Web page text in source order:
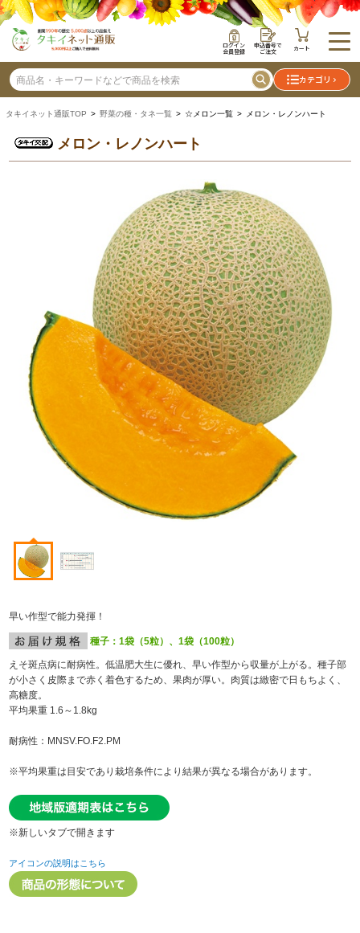
ログイン
会員登録
申込番号で
ご注文 カート
カテゴリ
タキイネット通販TOP > 野菜の種・タネ一覧 > ☆メロン一覧 > メロン・レノンハート
メロン・レノンハート
早い作型で能力発揮！
種子：1袋（5粒）、1袋（100粒）
えそ斑点病に耐病性。低温肥大生に優れ、早い作型から収量が上がる。種子部
が小さく皮際まで赤く着色するため、果肉が厚い。肉質は緻密で日もちよく、
高糖度。
平均果重 1.6～1.8kg
耐病性：MNSV.FO.F2.PM
※平均果重は目安であり栽培条件により結果が異なる場合があります。
※新しいタブで開きます
アイコンの説明はこちら